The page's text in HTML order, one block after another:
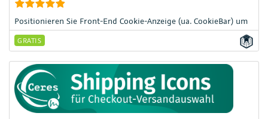
Positionieren Sie Front-End Cookie-Anzeige (ua. CookieBar) um
GRATIS